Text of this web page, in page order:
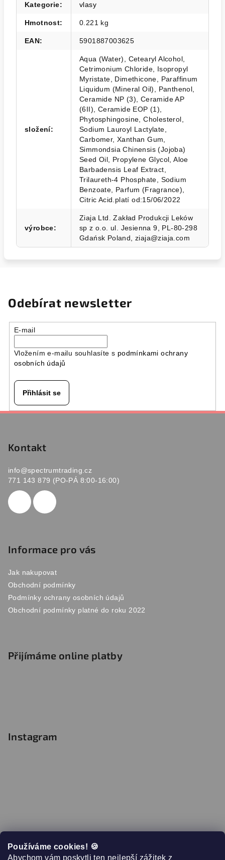
Používáme cookies! 🍪
Abychom vám poskytli ten nejlepší zážitek z
Kategorie: vlasy
Hmotnost: 0.221 kg
EAN: 5901887003625
složení:
Aqua (Water), Cetearyl Alcohol,
Cetrimonium Chloride, Isopropyl
Myristate, Dimethicone, Paraffinum
Liquidum (Mineral Oil), Panthenol,
Ceramide NP (3), Ceramide AP
(6II), Ceramide EOP (1),
Phytosphingosine, Cholesterol,
Sodium Lauroyl Lactylate,
Carbomer, Xanthan Gum,
Simmondsia Chinensis (Jojoba)
Seed Oil, Propylene Glycol, Aloe
Barbadensis Leaf Extract,
Trilaureth-4 Phosphate, Sodium
Benzoate, Parfum (Fragrance),
Citric Acid.platí od:15/06/2022
výrobce:
Ziaja Ltd. Zakład Produkcji Leków
sp z o.o. ul. Jesienna 9, PL-80-298
Gdańsk Poland, ziaja@ziaja.com
Odebírat newsletter
E-mail
Vložením e-mailu souhlasíte s podmínkami ochrany
osobních údajů
Přihlásit se
Kontakt
info@spectrumtrading.cz
771 143 879 (PO-PÁ 8:00-16:00)
Informace pro vás
Jak nakupovat
Obchodní podmínky
Podmínky ochrany osobních údajů
Obchodní podmínky platné do roku 2022
Přijímáme online platby
Instagram